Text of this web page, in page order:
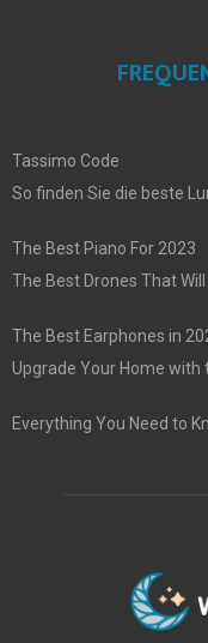
Tassimo Code
So finden Sie die beste
The Best Piano For 2023
The Best Drones That
The Best Earphones in
Upgrade Your Home
Everything You Need to